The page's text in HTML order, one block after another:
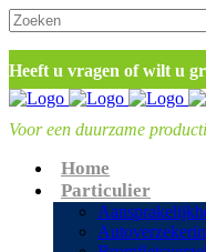
Heeft u vragen of wilt u
Home
Particulier